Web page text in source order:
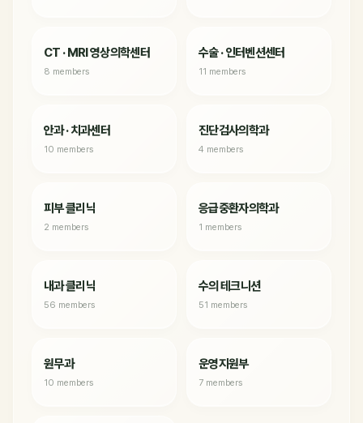
CT · MRI 영상의학센터
8 members
수술 · 인터벤션센터
11 members
안과 · 치과센터
10 members
진단검사의학과
4 members
피부 클리닉
2 members
응급중환자의학과
1 members
내과 클리닉
56 members
수의 테크니션
51 members
원무과
10 members
운영지원부
7 members